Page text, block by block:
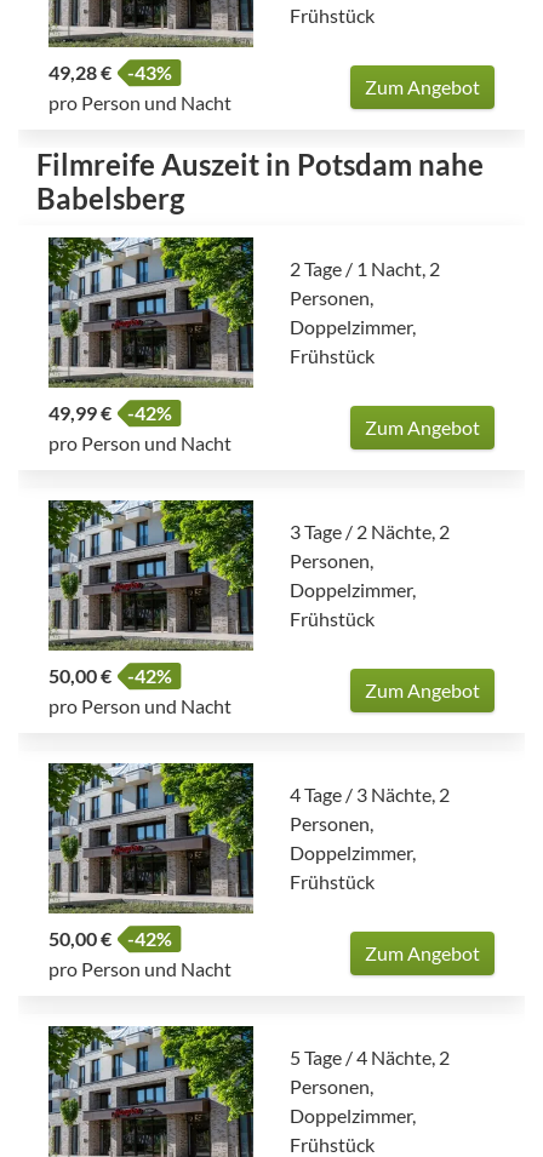
Frühstück
49,28 €
-43%
pro Person und Nacht
Zum Angebot
Filmreife Auszeit in Potsdam nahe
Babelsberg
2 Tage / 1 Nacht, 2
Personen,
Doppelzimmer,
Frühstück
49,99 €
-42%
pro Person und Nacht
Zum Angebot
3 Tage / 2 Nächte, 2
Personen,
Doppelzimmer,
Frühstück
50,00 €
-42%
pro Person und Nacht
Zum Angebot
4 Tage / 3 Nächte, 2
Personen,
Doppelzimmer,
Frühstück
50,00 €
-42%
pro Person und Nacht
Zum Angebot
5 Tage / 4 Nächte, 2
Personen,
Doppelzimmer,
Frühstück